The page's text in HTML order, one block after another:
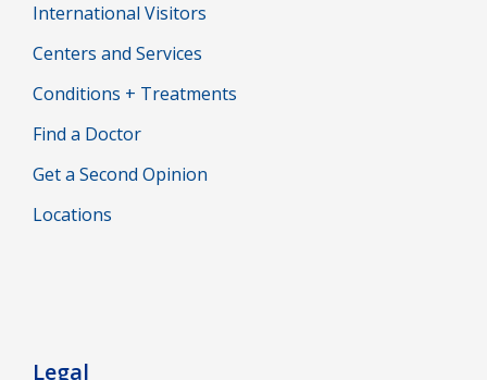
International Visitors
Centers and Services
Conditions + Treatments
Find a Doctor
Get a Second Opinion
Locations
Legal